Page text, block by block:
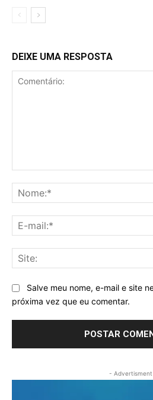
DEIXE UMA RESPOSTA
Salve meu nome, e-mail e site
próxima vez que eu comentar.
-